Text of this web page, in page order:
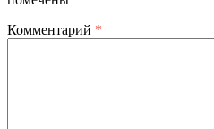
Комментарий *